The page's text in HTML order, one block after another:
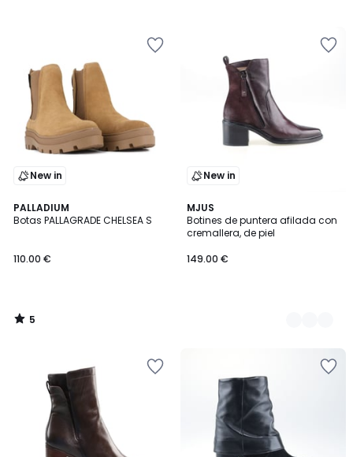
New in
PALLADIUM
Botas PALLAGRADE CHELSEA S
110.00 €
5
/
5
/
New in
MJUS
Botines de puntera afilada con
cremallera, de piel
149.00 €
2
Colores